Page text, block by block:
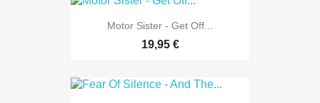
Motor Sister - Get Off...
19,95 €